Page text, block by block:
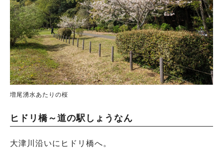
増尾湧水あたりの桜
ヒドリ橋～道の駅しょうなん
大津川沿いにヒドリ橋へ。